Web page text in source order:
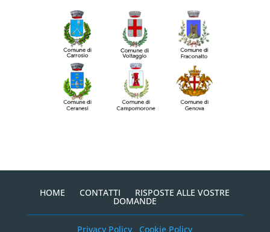
HOMECONTATTI RISPOSTE ALLE VOSTRE
DOMANDE
Privacy Policy Cookie Policy